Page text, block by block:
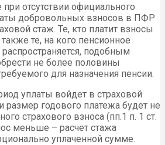
отсутствии официального
добровольных взносов в ПФР
стаж. Те, кто платит взносы
те, на кого пенсионное
подобным
не более половины
для назначения пенсии.
уплаты войдет в страховой
размер годового платежа будет не
страхового взноса (пп.1 п. 1 ст.
меньше – расчет стажа
уплаченной сумме.